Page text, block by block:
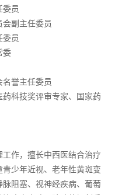
委员
副主任委员
委员
委
誉主任委员
科技奖评审专家、国家药
作，擅长中西医结合治疗
少年近视、老年性黄斑变
阻塞、视神经疾病、葡萄